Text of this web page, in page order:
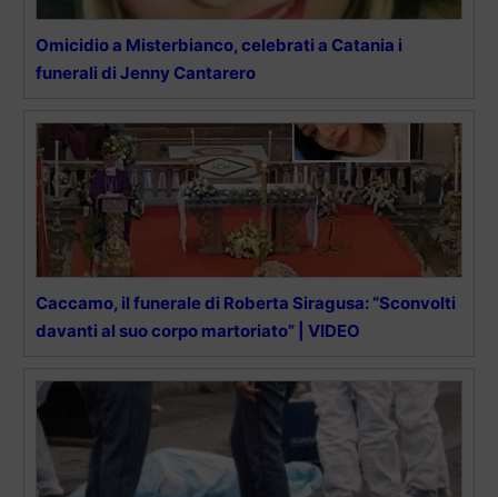
Omicidio a Misterbianco, celebrati a Catania i
funerali di Jenny Cantarero
Caccamo, il funerale di Roberta Siragusa: “Sconvolti
davanti al suo corpo martoriato” | VIDEO